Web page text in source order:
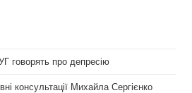
говорять про депресію
консультації Михайла Сергієнко